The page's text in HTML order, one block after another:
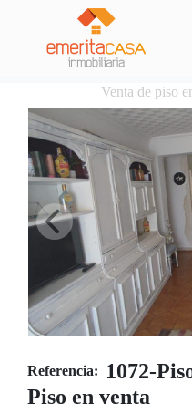
Venta de piso
Referencia:
1072-
Piso en venta